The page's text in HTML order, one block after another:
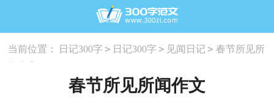
当前位置： 日记300字 > 日记300字 > 见闻日记 > 春节所见所
春节所见所闻作文